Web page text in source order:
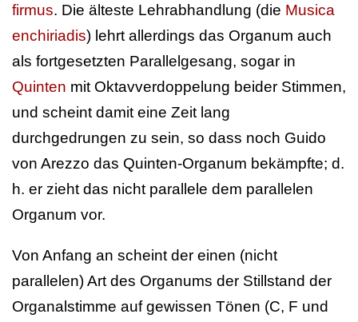
firmus. Die älteste Lehrabhandlung (die Musica
enchiriadis) lehrt allerdings das Organum auch
als fortgesetzten Parallelgesang, sogar in
Quinten mit Oktavverdoppelung beider Stimmen,
und scheint damit eine Zeit lang
durchgedrungen zu sein, so dass noch Guido
von Arezzo das Quinten-Organum bekämpfte; d.
h. er zieht das nicht parallele dem parallelen
Organum vor.
Von Anfang an scheint der einen (nicht
parallelen) Art des Organums der Stillstand der
Organalstimme auf gewissen Tönen (C, F und